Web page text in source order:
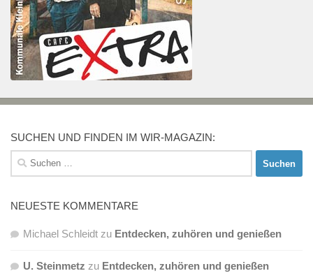
SUCHEN UND FINDEN IM WIR-MAGAZIN:
Suchen
nach:
NEUESTE KOMMENTARE
Michael Schleidt zu Entdecken, zuhören und genießen
U. Steinmetz zu Entdecken, zuhören und genießen